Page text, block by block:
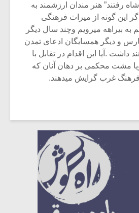
رفتند” هنر مندان ارزشمند به
این گونه از میراث فرهنگی
بیراهه میرویم وچند سال دیگر
و دیگر همسایگان ادعای تمدن
داشت .آیا این اقدام در تقابل با
مشت محکمی بر دهان آنان که
غرب گرایش میدهند.